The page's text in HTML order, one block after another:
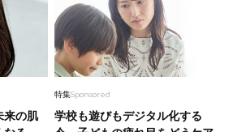
来の肌
特集Sponsored
学校も遊びもデジタル化する